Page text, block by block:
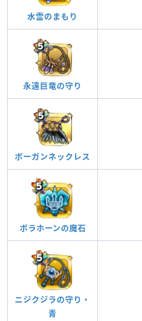
水霊のまもり
永遠巨竜の守り
ボーガンネックレス
ボラホーンの魔石
ニジクジラの守り・
青